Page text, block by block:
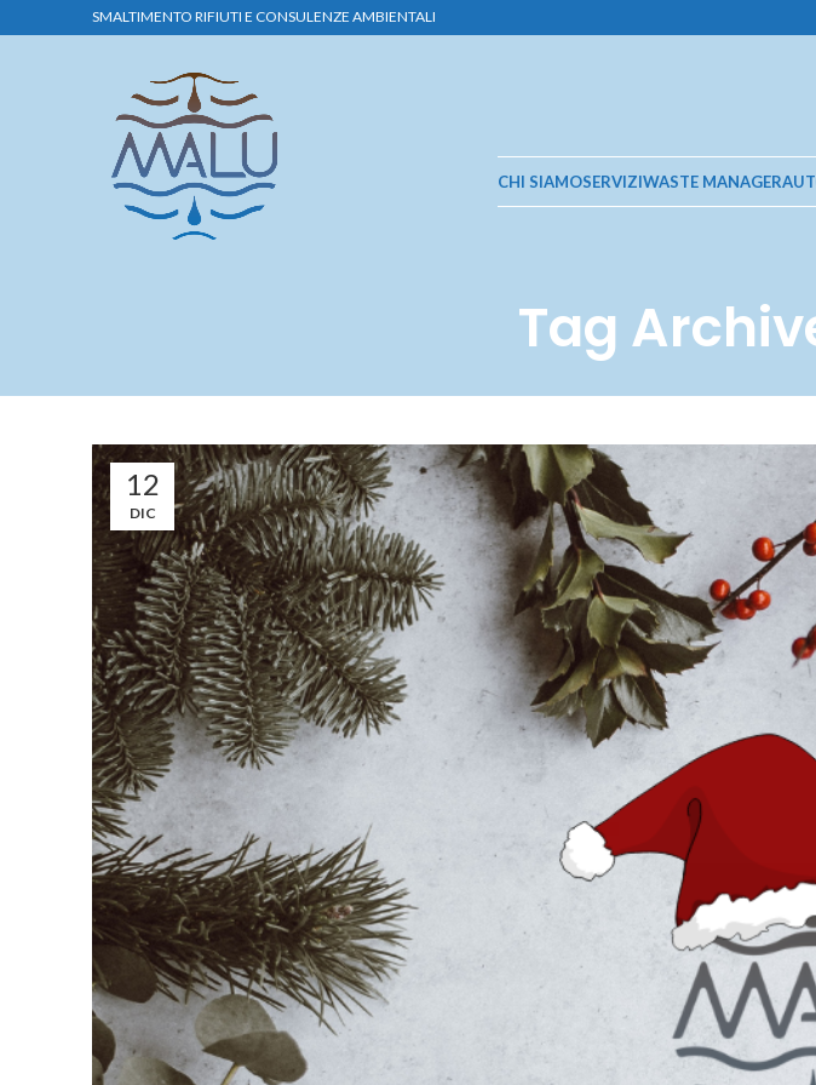
SMALTIMENTO RIFIUTI E CONSULENZE AMBIENTALI
CHI SIAMOSERVIZIWASTE MANAGER
Tag
12
DIC